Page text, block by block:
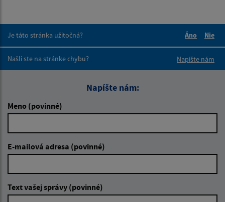
Je táto stránka užitočná?
Áno
Nie
Našli ste na stránke chybu?
Napíšte nám
Napíšte nám:
Meno (povinné)
E-mailová adresa (povinné)
Text vašej správy (povinné)